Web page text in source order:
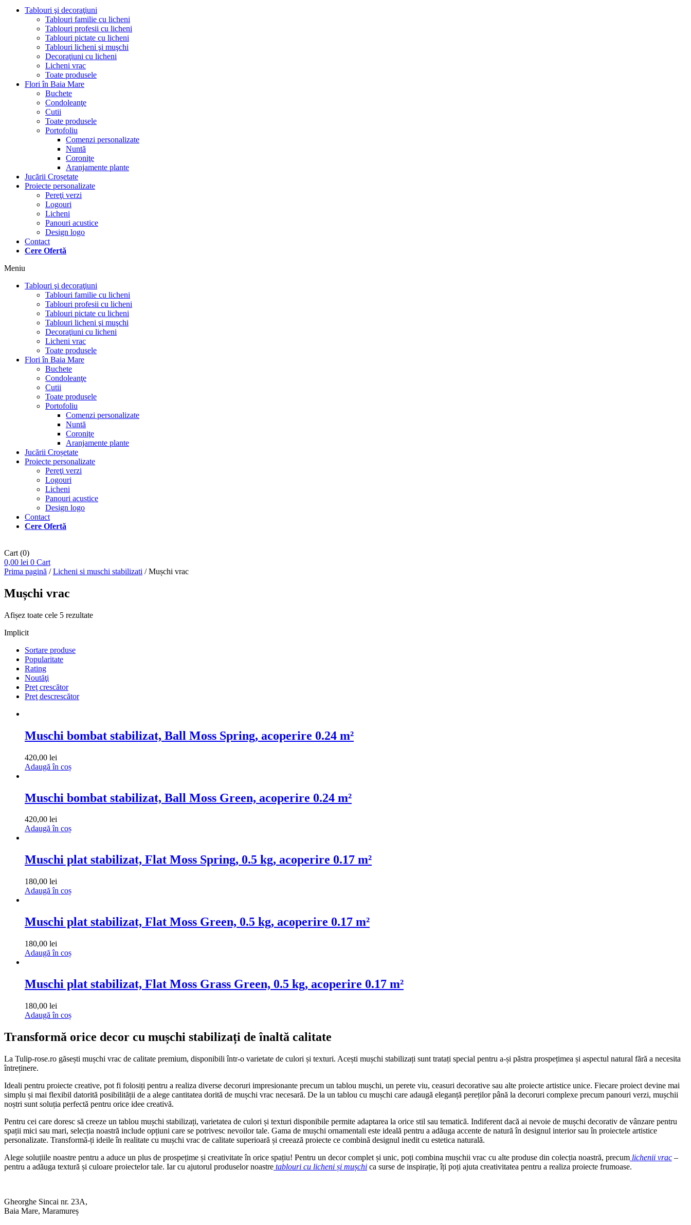
Tablouri şi decoraţiuni
Tablouri familie cu licheni
Tablouri profesii cu licheni
Tablouri pictate cu licheni
Tablouri licheni şi muşchi
Decoraţiuni cu licheni
Licheni vrac
Toate produsele
Flori în Baia Mare
Buchete
Condoleanţe
Cutii
Toate produsele
Portofoliu
Comenzi personalizate
Nuntă
Coroniţe
Aranjamente plante
Jucării Croșetate
Proiecte personalizate
Pereţi verzi
Logouri
Licheni
Panouri acustice
Design logo
Contact
Cere Ofertă
Meniu
Tablouri şi decoraţiuni
Tablouri familie cu licheni
Tablouri profesii cu licheni
Tablouri pictate cu licheni
Tablouri licheni şi muşchi
Decoraţiuni cu licheni
Licheni vrac
Toate produsele
Flori în Baia Mare
Buchete
Condoleanţe
Cutii
Toate produsele
Portofoliu
Comenzi personalizate
Nuntă
Coroniţe
Aranjamente plante
Jucării Croșetate
Proiecte personalizate
Pereţi verzi
Logouri
Licheni
Panouri acustice
Design logo
Contact
Cere Ofertă
Cart (0)
0,00 lei 0 Cart
Prima pagină /Licheni si muschi stabilizati / Mușchi vrac
Mușchi vrac
Afișez toate cele 5 rezultate
Implicit
Sortare produse
Popularitate
Rating
Noutăţi
Preţ crescător
Preţ descrescător
Muschi bombat stabilizat, Ball Moss Spring, acoperire 0.24 m²
420,00 lei
Adaugă în coș
Muschi bombat stabilizat, Ball Moss Green, acoperire 0.24 m²
420,00 lei
Adaugă în coș
Muschi plat stabilizat, Flat Moss Spring, 0.5 kg, acoperire 0.17 m²
180,00 lei
Adaugă în coș
Muschi plat stabilizat, Flat Moss Green, 0.5 kg, acoperire 0.17 m²
180,00 lei
Adaugă în coș
Muschi plat stabilizat, Flat Moss Grass Green, 0.5 kg, acoperire 0.17 m²
180,00 lei
Adaugă în coș
Transformă orice decor cu mușchi stabilizați de înaltă calitate
La Tulip-rose.ro găsești mușchi vrac de calitate premium, disponibili într-o varietate de culori și texturi. Acești mușchi stabilizați sunt tratați special pentru a-și păstra prospețimea și aspectul natural fără a necesita
întreținere.
Ideali pentru proiecte creative, pot fi folosiți pentru a realiza diverse decoruri impresionante precum un tablou mușchi, un perete viu, ceasuri decorative sau alte proiecte artistice unice. Fiecare proiect devine mai
simplu și mai flexibil datorită posibilității de a alege cantitatea dorită de mușchi vrac necesară. De la un tablou cu mușchi care adaugă eleganță pereților până la decoruri complexe precum panouri verzi, mușchii
noștri sunt soluția perfectă pentru orice idee creativă.
Pentru cei care doresc să creeze un tablou mușchi stabilizați, varietatea de culori și texturi disponibile permite adaptarea la orice stil sau tematică. Indiferent dacă ai nevoie de mușchi decorativ de vânzare pentru
spații mici sau mari, selecția noastră include opțiuni care se potrivesc nevoilor tale. Gama de mușchi ornamentali este ideală pentru a adăuga accente de natură în designul interior sau în proiectele artistice
personalizate. Transformă-ți ideile în realitate cu mușchi vrac de calitate superioară și creează proiecte ce combină designul inedit cu estetica naturală.
Alege soluțiile noastre pentru a aduce un plus de prospețime și creativitate în orice spațiu! Pentru un decor complet și unic, poți combina mușchii vrac cu alte produse din colecția noastră, precum lichenii vrac –
pentru a adăuga textură și culoare proiectelor tale. Iar cu ajutorul produselor noastre tablouri cu licheni și mușchi ca surse de inspirație, îți poți ajuta creativitatea pentru a realiza proiecte frumoase.
Gheorghe Sincai nr. 23A,
Baia Mare, Maramureș